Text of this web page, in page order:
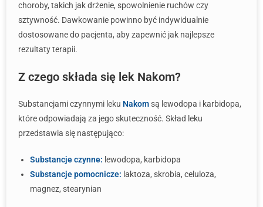
choroby, takich jak drżenie, spowolnienie ruchów czy
sztywność. Dawkowanie powinno być indywidualnie
dostosowane do pacjenta, aby zapewnić jak najlepsze
rezultaty terapii.
Z czego składa się lek Nakom?
Substancjami czynnymi leku Nakomsą lewodopa i karbidopa,
które odpowiadają za jego skuteczność. Skład leku
przedstawia się następująco:
Substancje czynne: lewodopa, karbidopa
Substancje pomocnicze: laktoza, skrobia, celuloza,
magnez, stearynian